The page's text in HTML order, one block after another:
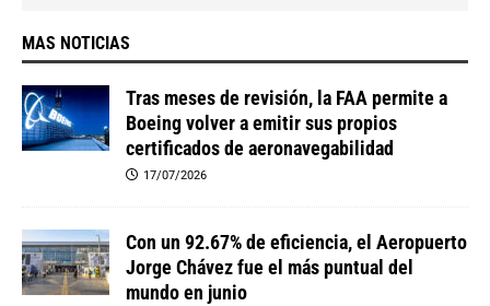
MAS NOTICIAS
Tras meses de revisión, la FAA permite a
Boeing volver a emitir sus propios
certificados de aeronavegabilidad
17/07/2026
Con un 92.67% de eficiencia, el Aeropuerto
Jorge Chávez fue el más puntual del
mundo en junio